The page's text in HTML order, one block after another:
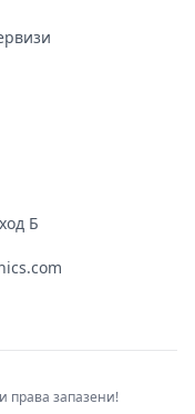
Б
права запазени!